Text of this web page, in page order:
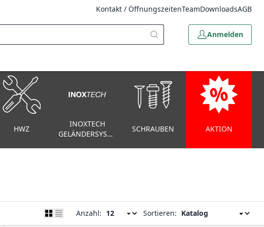
Kontakt / ÖffnungszeitenTeamDownloadsAGB
Anmelden
HWZ
INOXTECH
GELÄNDERSYSTEM
SCHRAUBEN AKTION
Anzahl: Sortieren: